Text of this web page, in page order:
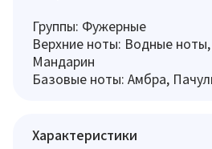
Группы: Фужерные
Верхние ноты: Водные
Мандарин
Базовые ноты: Амбра,
Характеристики